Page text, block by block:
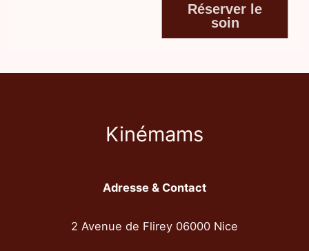
Réserver le
soin
Kinémams
Adresse & Contact
2 Avenue de Flirey 06000 Nice